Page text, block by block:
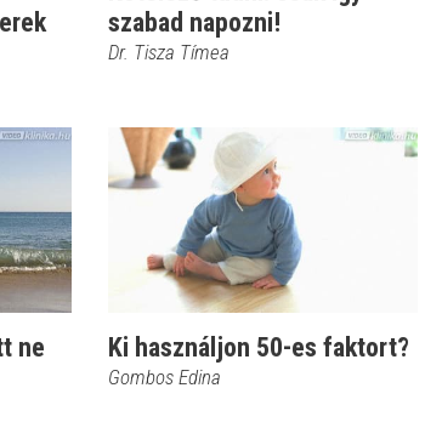
szabad napozni!
Dr. Tisza Tímea
ne
Ki használjon 50-es faktort?
Gombos Edina